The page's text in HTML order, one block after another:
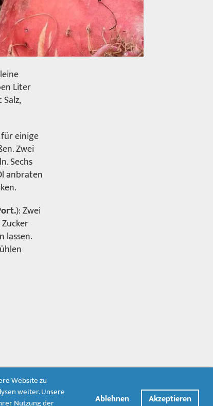
Website zu
weiter. Unsere
Nutzung der
Ablehnen Akzeptieren
Liter
einige
Zwei
Sechs
anbraten
): Zwei
lassen.